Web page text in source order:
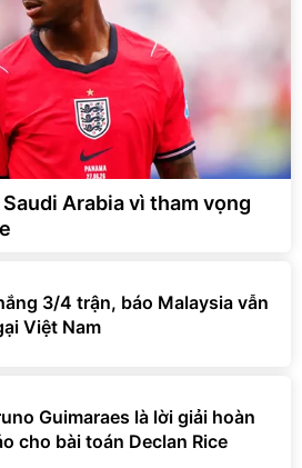
Arabia vì tham vọng
3/4 trận, báo Malaysia vẫn
Việt Nam
Guimaraes là lời giải hoàn
cho bài toán Declan Rice